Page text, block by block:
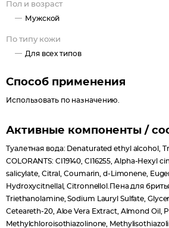
Пол и возраст
Мужской
По типу кожи
Для всех типов
Способ применения
Использовать по назначению.
Активные компоненты /
Tуалетная вода: Denaturated ethyl alcohol,
COLORANTS: CI19140, CI16255, Alpha-Hexyl
salicylate, Citral, Coumarin, d-Limonene,
Hydroxycitnellal, Citronnellol.Пена для
Triethanolamine, Sodium Lauryl Sulfate,
Ceteareth-20, Aloe Vera Extract, Almond Oil,
Methylchloroisothiazolinone,